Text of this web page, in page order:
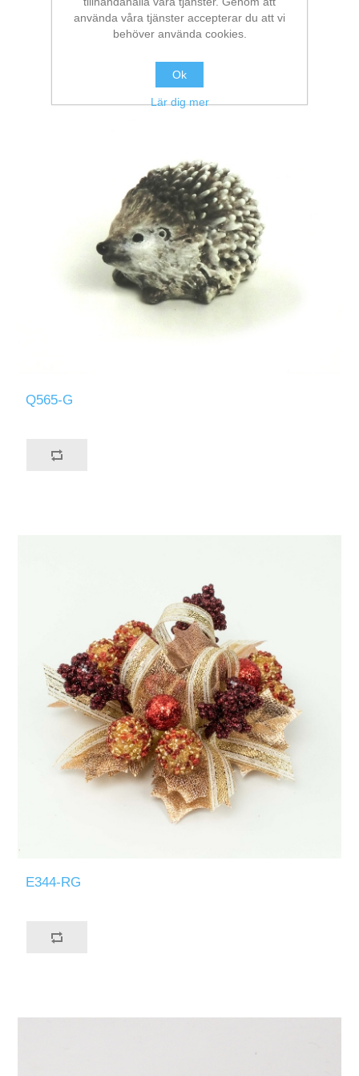
Q565-G
E344-RG
använda våra tjänster accepterar du att vi
behöver använda cookies.
Ok
Lär dig mer